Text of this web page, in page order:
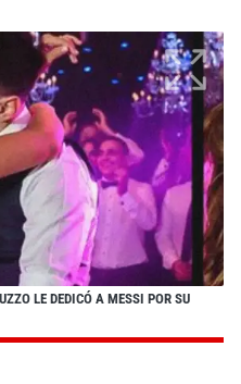
LE DEDICÓ A MESSI POR SU